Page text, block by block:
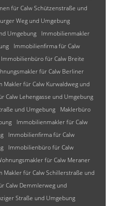
für Calw Schützenstraße und
Weg und Umgebung
Umgebung
Immobilienmakler
Immobilienfirma für Calw
Immobilienbüro für Calw Breite
für Calw Berliner
Makler für Calw Kurwaldweg und
Calw Lehengasse und Umgebung
und Umgebung
Maklerbüro
Immobilienmakler für Calw
Immobilienfirma für Calw
Immobilienbüro für Calw
für Calw Meraner
Makler für Calw Schillerstraße und
Calw Demmlerweg und
Straße und Umgebung